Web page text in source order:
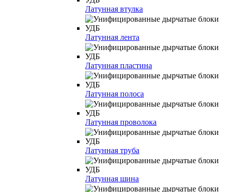
Латунная втулка
Латунная лента
Латунная пластина
Латунная полоса
Латунная проволока
Латунная труба
Латунная шина